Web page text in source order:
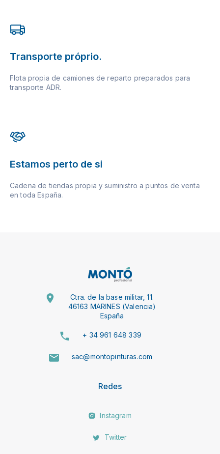
Transporte próprio.
Flota propia de camiones de reparto preparados para
transporte ADR.
Estamos perto de si
Cadena de tiendas propia y suministro a puntos de venta
en toda España.
Ctra. de la base militar, 11.
46163 MARINES (Valencia)
España
+ 34 961 648 339
sac@montopinturas.com
Redes
Instagram
Twitter